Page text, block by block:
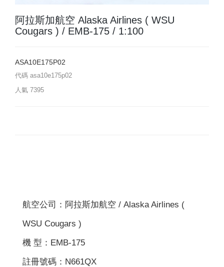
阿拉斯加航空 Alaska Airlines ( WSU
Cougars ) / EMB-175 / 1:100
ASA10E175P02
代碼 asa10e175p02
人氣 7395
航空公司：阿拉斯加航空 / Alaska Airlines (
WSU Cougars )
機 型：EMB-175
註冊號碼：N661QX